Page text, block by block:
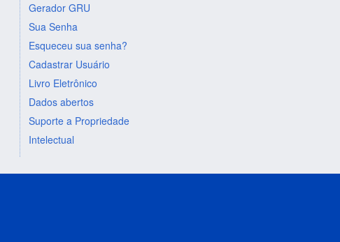
Gerador GRU
Sua Senha
Esqueceu sua senha?
Cadastrar Usuário
Livro Eletrônico
Dados abertos
Suporte a Propriedade
Intelectual